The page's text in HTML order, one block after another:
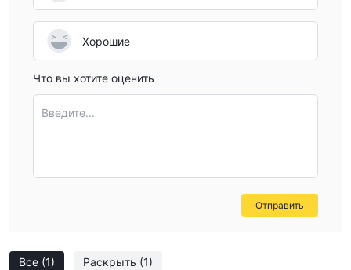
Все (1) Раскрыть (1)
Хорошие
Что вы хотите оценить
Введите...
Отправить